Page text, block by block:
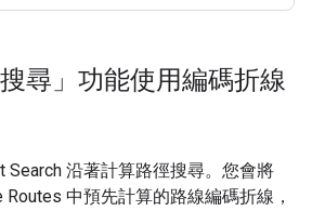
尋」功能使用編碼折線
Search 沿著計算路徑搜尋。您會將
Routes 中預先計算的路線編碼折線，